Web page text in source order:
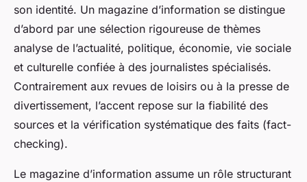
son identité. Un magazine d’information se distingue
d’abord par une sélection rigoureuse de thèmes
analyse de l’actualité, politique, économie, vie sociale
et culturelle confiée à des journalistes spécialisés.
Contrairement aux revues de loisirs ou à la presse de
divertissement, l’accent repose sur la fiabilité des
sources et la vérification systématique des faits (fact-
checking).
Le magazine d’information assume un rôle structurant